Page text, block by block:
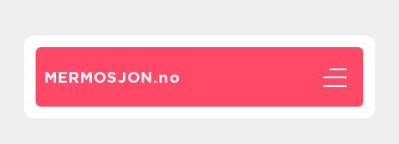
MERMOSJON.no